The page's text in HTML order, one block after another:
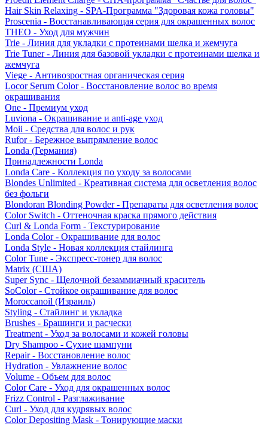
Hair Skin Relaxing - SPA-Программа "Здоровая кожа головы"
Proscenia - Восстанавливающая серия для окрашенных волос
THEO - Уход для мужчин
Trie - Линия для укладки с протеинами шелка и жемчуга
Trie Tuner - Линия для базовой укладки с протеинами шелка и
жемчуга
Viege - Антивозростная органическая серия
Locor Serum Color - Восстановление волос во время
окрашивания
One - Премиум уход
Luviona - Окрашивание и anti-age уход
Moii - Средства для волос и рук
Rufor - Бережное выпрямление волос
Londa (Германия)
Принадлежности Londa
Londa Care - Коллекция по уходу за волосами
Blondes Unlimited - Креативная система для осветления волос
без фольги
Blondoran Blonding Powder - Препараты для осветления волос
Color Switch - Оттеночная краска прямого действия
Curl & Londa Form - Текстурирование
Londa Color - Окрашивание для волос
Londa Style - Новая коллекция стайлинга
Color Tune - Экспресс-тонер для волос
Matrix (США)
Super Sync - Щелочной безаммиачный краситель
SoColor - Стойкое окрашивание для волос
Moroccanoil (Израиль)
Styling - Стайлинг и укладка
Brushes - Брашинги и расчески
Treatment - Уход за волосами и кожей головы
Dry Shampoo - Сухие шампуни
Repair - Восстановление волос
Hydration - Увлажнение волос
Volume - Объем для волос
Color Care - Уход для окрашенных волос
Frizz Control - Разглаживание
Curl - Уход для кудрявых волос
Color Depositing Mask - Тонирующие маски